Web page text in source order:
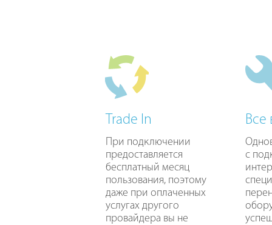
Trade In
При подключении
предоставляется
бесплатный месяц
пользования, поэтому
даже при оплаченных
услугах другого
провайдера вы не
Все
с